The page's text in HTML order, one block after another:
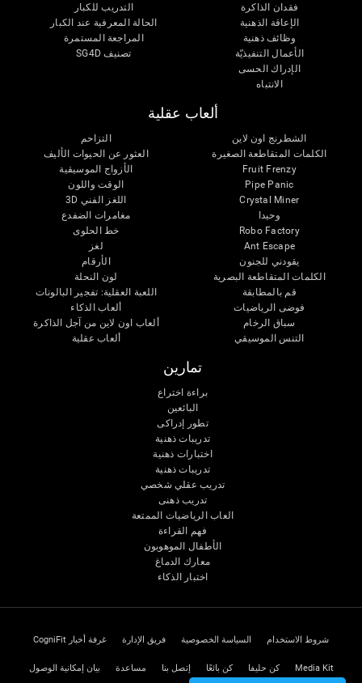
فقدان الذاكرة
الإعاقة الذهنية
وظائف ذهنية
الأعمال التنفيذيّة
الإدراك الحسى
الانتباه
التدريب للكبار
الحالة المعرفية عند الكبار
المراجعة المستمرة
تصنيف SG4D
ألعاب عقلية
الشطرنج اون لاين
الكلمات المتقاطعة الصغيرة
Fruit Frenzy
Pipe Panic
Crystal Miner
وحيدا
Robo Factory
Ant Escape
يقودني للجنون
الكلمات المتقاطعة البصرية
قم بالمطابقة
فوضى الرياضيات
سباق الرخام
التنس الموسيقي
التزاحم
العثور عن الحيوات الأليف
الأزواج الموسيقية
الوقت واللون
اللغز الفني 3D
مغامرات الضفدع
خط الحلوى
لغز
الأرقام
لون النحلة
اللعبة العقلية: تفجير البالونات
ألعاب الذكاء
ألعاب اون لاين من آجل الذاكرة
ألعاب عقلية
تمارين
براءة اختراع
البائعين
تطور إدراكى
تدريبات ذهنية
اختبارات ذهنية
تدريبات ذهنية
تدريب عقلي شخصي
تدريب ذهنى
العاب الرياضيات الممتعة
فهم القراءة
الأطفال الموهوبون
معارك الدماغ
اختبار الذكاء
شروط الاستخدام السياسة الخصوصية فريق الإدارة غرفة أخبار CogniFit
Media Kit كن حليفا كن بائعًا إتصل بنا مساعدة بيان إمكانية الوصول